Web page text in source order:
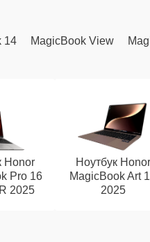
14 MagicBook View
Honor
Pro 16
2025
Ноутбук Honor
MagicBook Art
2025